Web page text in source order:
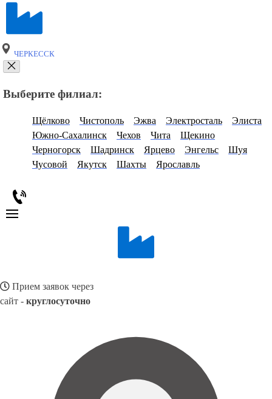
ЧЕРКЕССК
Выберите филиал:
Щёлково Чистополь Эжва Электросталь
Элиста
Южно-Сахалинск
Чехов Чита
Щекино
Черногорск
Шадринск Ярцево Энгельс
Шуя
Чусовой
Якутск Шахты Ярославль
Прием заявок через
сайт - круглосуточно